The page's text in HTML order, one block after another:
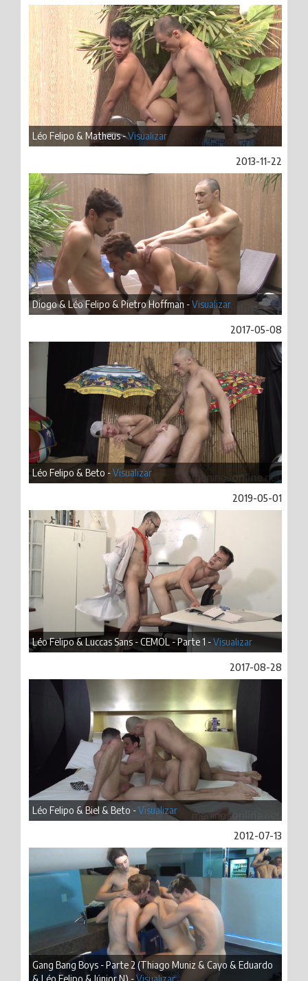
Léo Felipo & Matheus -Visualizar
2013-11-22
Diogo & Léo Felipo & Pietro Hoffman -Visualizar
2017-05-08
Léo Felipo & Beto -Visualizar
2019-05-01
Léo Felipo & Luccas Sans - CEMOL - Parte 1 -Visualizar
2017-08-28
Léo Felipo & Biel & Beto -Visualizar
2012-07-13
Gang Bang Boys - Parte 2 (Thiago Muniz & Cayo & Eduardo
& Léo Felipo & Júnior N) -Visualizar